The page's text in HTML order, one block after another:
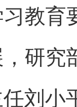
教育
研究
刘小